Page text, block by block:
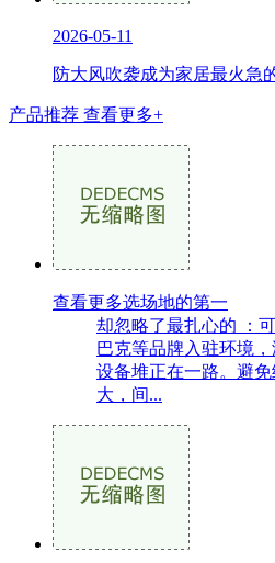
2026-05-11
防大风吹袭成为家居最火急
产品推荐 查看更多+
查看更多选场地的第一
却忽略了最扎心的 ：
巴克等品牌入驻环境
设备堆正在一路。避
大，间...